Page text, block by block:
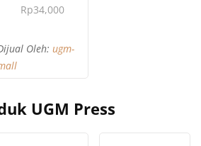
Rp34,000
Oleh:ugm-
UGM Press